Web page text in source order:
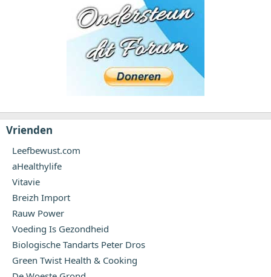
Vrienden
Leefbewust.com
aHealthylife
Vitavie
Breizh Import
Rauw Power
Voeding Is Gezondheid
Biologische Tandarts Peter Dros
Green Twist Health & Cooking